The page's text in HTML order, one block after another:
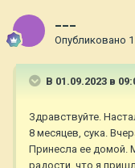
Опубликовано
В 01.09.2023 в
Здравствуйте.
8 месяцев, сука.
Принесла ее домой.
радости, что я